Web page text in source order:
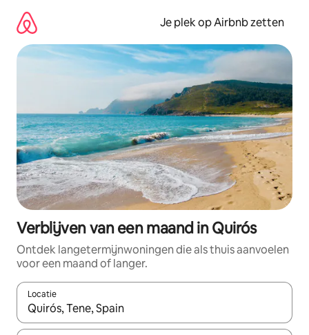
direct
naar
inhoud
Je plek op Airbnb zetten
Verblijven van een maand in Quirós
Ontdek langetermijnwoningen die als thuis aanvoelen
voor een maand of langer.
Locatie
Wanneer er resultaten beschikbaar zijn, maak je een keuze